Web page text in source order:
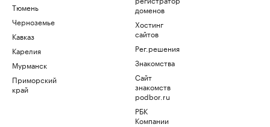
Тюмень
Черноземье
Кавказ
Карелия
Мурманск
Приморский
край
доменов
Хостинг
сайтов
Рег.решения
Знакомства
Сайт
знакомств
podbor.ru
РБК
Компании